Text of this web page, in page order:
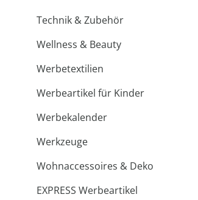
Technik & Zubehör
Wellness & Beauty
Werbetextilien
Werbeartikel für Kinder
Werbekalender
Werkzeuge
Wohnaccessoires & Deko
EXPRESS Werbeartikel